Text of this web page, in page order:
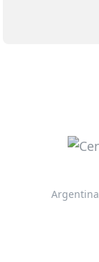
Argentina